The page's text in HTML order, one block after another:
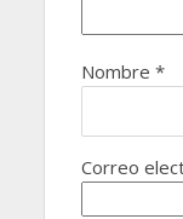
Nombre *
Correo